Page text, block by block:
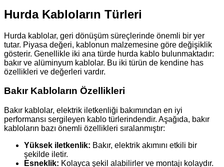
Hurda Kabloların Türleri
Hurda kablolar, geri dönüşüm süreçlerinde önemli bir yer
tutar. Piyasa değeri, kablonun malzemesine göre değişiklik
gösterir. Genellikle iki ana türde hurda kablo bulunmaktadır:
bakır ve alüminyum kablolar. Bu iki türün de kendine has
özellikleri ve değerleri vardır.
Bakır Kabloların Özellikleri
Bakır kablolar, elektrik iletkenliği bakımından en iyi
performansı sergileyen kablo türlerindendir. Aşağıda, bakır
kabloların bazı önemli özellikleri sıralanmıştır:
Yüksek iletkenlik: Bakır, elektrik akımını etkili bir
şekilde iletir.
Esneklik: Kolayca şekil alabilirler ve montajı kolaydır.